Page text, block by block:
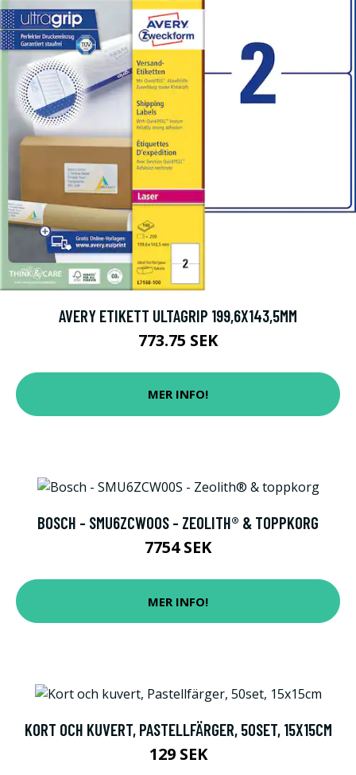
AVERY ETIKETT ULTAGRIP 199,6X143,5MM
773.75 SEK
MER INFO!
BOSCH - SMU6ZCW00S - ZEOLITH® & TOPPKORG
7754 SEK
MER INFO!
KORT OCH KUVERT, PASTELLFÄRGER, 50SET, 15X15CM
129 SEK